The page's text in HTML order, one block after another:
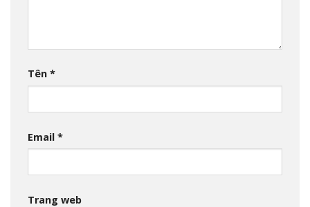
Tên *
Email *
Trang web